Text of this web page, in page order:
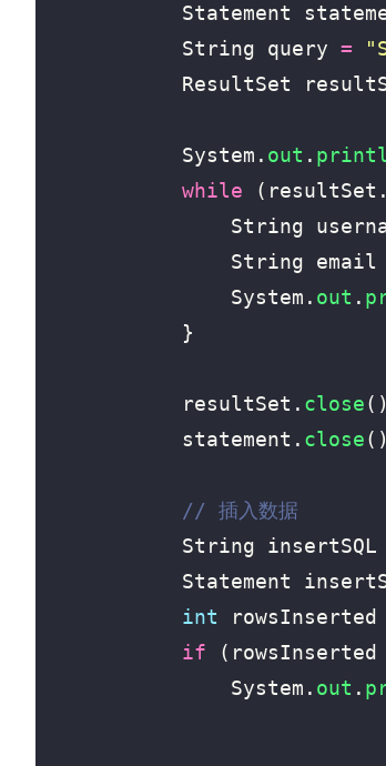
Statement
String
query =
ResultSet
System . out .
while
( resultSet .
String
String
email
System . out .
}
resultSet . close
statement . close
// 插入数据
String
insertSQL
Statement
int
rowsInserted
if
( rowsInserted
System . out .